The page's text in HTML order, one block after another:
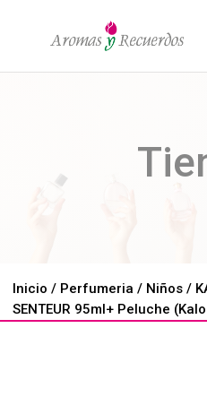
Inicio / Perfumeria / Niños /
SENTEUR 95ml+ Peluche